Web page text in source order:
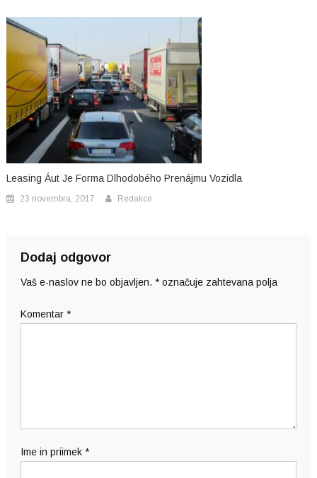
Leasing Áut Je Forma Dlhodobého Prenájmu Vozidla
23 novembra, 2017 Redakce
Dodaj odgovor
Vaš e-naslov ne bo objavljen. *označuje zahtevana polja
Komentar *
Ime in priimek *